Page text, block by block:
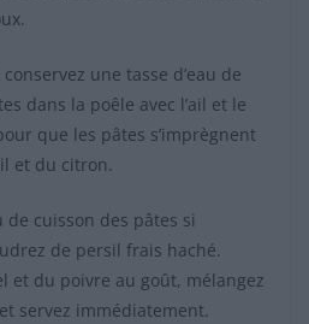
une tasse d’eau de
dans la poêle avec l’ail et le
que les pâtes s’imprègnent
et du citron.
de cuisson des pâtes si
de persil frais haché.
et du poivre au goût, mélangez
servez immédiatement.